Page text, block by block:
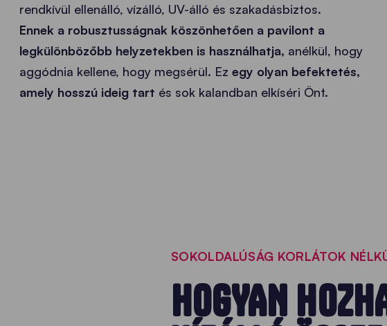
rendkívül ellenálló, vízálló, UV-álló és szakadásbiztos.
Ennek a robusztusságnak köszönhetően a pavilont a
legkülönbözőbb helyzetekben is használhatja, anélkül, hogy
aggódnia kellene, hogy megsérül. Ez egy olyan befektetés,
amely hosszú ideig tart és sok kalandban elkíséri Önt.
SOKOLDALÚSÁG KORLÁTOK
HOGYAN